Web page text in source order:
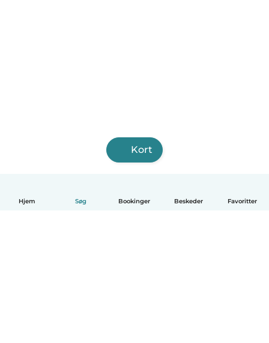
Hjem Søg Bookinger Beskeder Favoritter
Kort